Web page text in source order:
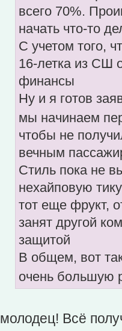
всего 70%.
начать что-то
С учетом того,
16-летка из СШ
финансы
Ну и я готов
мы начинаем
чтобы не
вечным
Стиль пока не
нехайповую
тот еще фрукт,
занят другой
защитой
В общем, вот
очень большую
молодец! Всё